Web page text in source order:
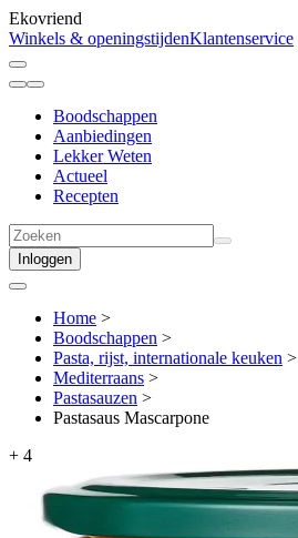
Ekovriend
Winkels & openingstijdenKlantenservice
Boodschappen
Aanbiedingen
Lekker Weten
Actueel
Recepten
Inloggen
Home >
Boodschappen >
Pasta, rijst, internationale keuken >
Mediterraans >
Pastasauzen >
Pastasaus Mascarpone
+ 4